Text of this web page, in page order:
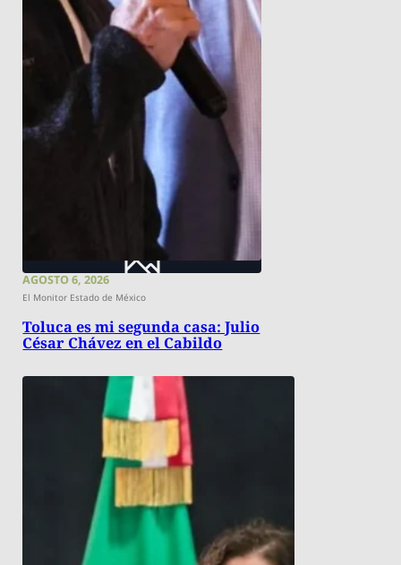
AGOSTO 6, 2026
El Monitor Estado de México
Toluca es mi segunda casa: Julio
César Chávez en el Cabildo